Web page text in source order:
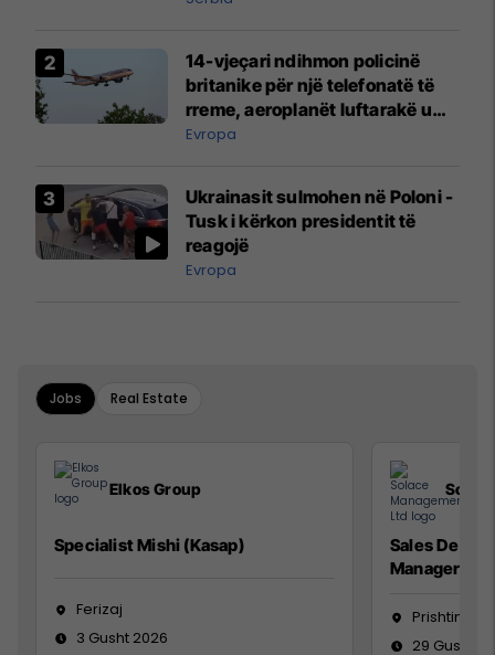
14-vjeçari ndihmon policinë
britanike për një telefonatë të
rreme, aeroplanët luftarakë u
ngritën në ajër për të
Mançesterit
Evropa
Ukrainasit sulmohen në Poloni -
Tusk i kërkon presidentit të
reagojë
Evropa
Jobs Real Estate
Elkos Group
Specialist Mishi (Kasap)
Ferizaj
3 Gusht 2026
Sales
Manager
Prishtinë
29 Gusht